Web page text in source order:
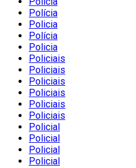
Polícia
Policia
Polícia
Policia
Policiais
Policiais
Policiais
Policiais
Policiais
Policiais
Policial
Policial
Policial
Policial